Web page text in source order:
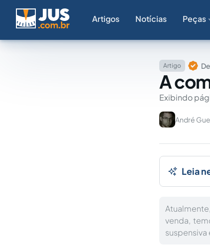
Artigos Notícias Peças
Artigo
A
Exibindo
André
Leia
venda,